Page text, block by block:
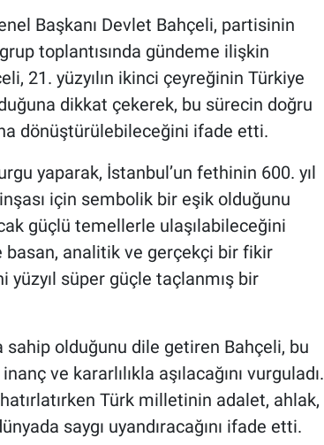
Başkanı Devlet Bahçeli, partisinin
toplantısında gündeme ilişkin
21. yüzyılın ikinci çeyreğinin Türkiye
dikkat çekerek, bu sürecin doğru
dönüştürülebileceğini ifade etti.
yaparak, İstanbul’un fethinin 600. yıl
için sembolik bir eşik olduğunu
güçlü temellerle ulaşılabileceğini
basan, analitik ve gerçekçi bir fikir
süper güçle taçlanmış bir
olduğunu dile getiren Bahçeli, bu
ve kararlılıkla aşılacağını vurguladı.
Türk milletinin adalet, ahlak,
saygı uyandıracağını ifade etti.